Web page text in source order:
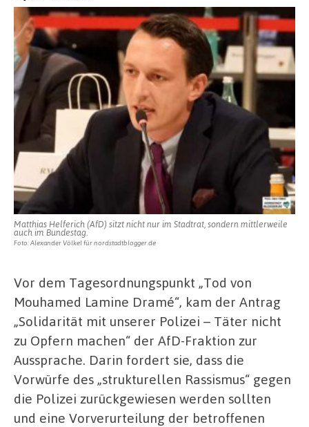
Matthias Helferich (AfD) sitzt nicht nur im Stadtrat, sondern mittlerweile
auch im Bundestag.
Foto: Alexander Völkel für nordstadtblogger.de
Vor dem Tagesordnungspunkt „Tod von
Mouhamed Lamine Dramé“, kam der Antrag
„Solidarität mit unserer Polizei – Täter nicht
zu Opfern machen“ der AfD-Fraktion zur
Aussprache. Darin fordert sie, dass die
Vorwürfe des „strukturellen Rassismus“ gegen
die Polizei zurückgewiesen werden sollten
und eine Vorverurteilung der betroffenen